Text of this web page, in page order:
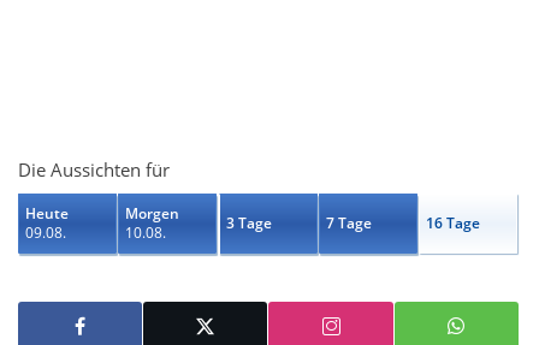
Die Aussichten für
Heute
09.08.
Morgen
10.08.
3 Tage 7 Tage 16 Tage